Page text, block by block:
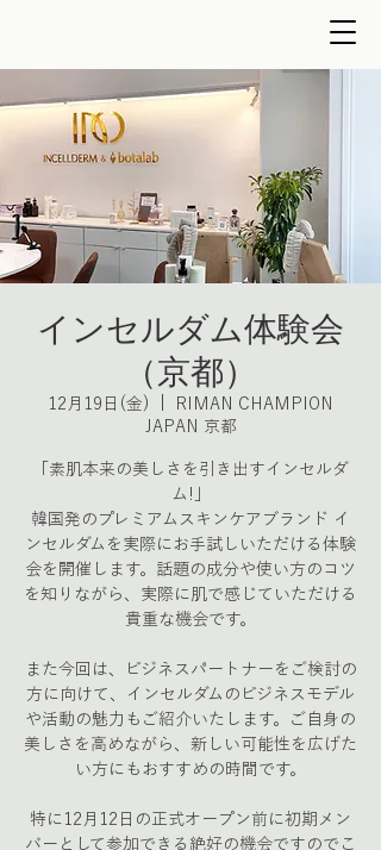
インセルダム体験会
（京都）
12月19日(金)
RIMAN CHAMPION
JAPAN 京都
「素肌本来の美しさを引き出すインセルダ
ム!」
韓国発のプレミアムスキンケアブランド イ
ンセルダムを実際にお手試しいただける体験
会を開催します。話題の成分や使い方のコツ
を知りながら、実際に肌で感じていただける
貴重な機会です。
また今回は、ビジネスパートナーをご検討の
方に向けて、インセルダムのビジネスモデル
や活動の魅力もご紹介いたします。ご自身の
美しさを高めながら、新しい可能性を広げた
い方にもおすすめの時間です。
特に12月12日の正式オープン前に初期メン
バーとして参加できる絶好の機会ですのでこ